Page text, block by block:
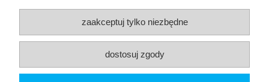
Dive Factory 24-aleja 29 Listopada 165-
woj. małopolskie - NIP 9452184931
tel.12 418 39 59-sklep@divefactory24.pl
pokaż pełną wersję strony
zaakceptuj tylko niezbędne
dostosuj zgody